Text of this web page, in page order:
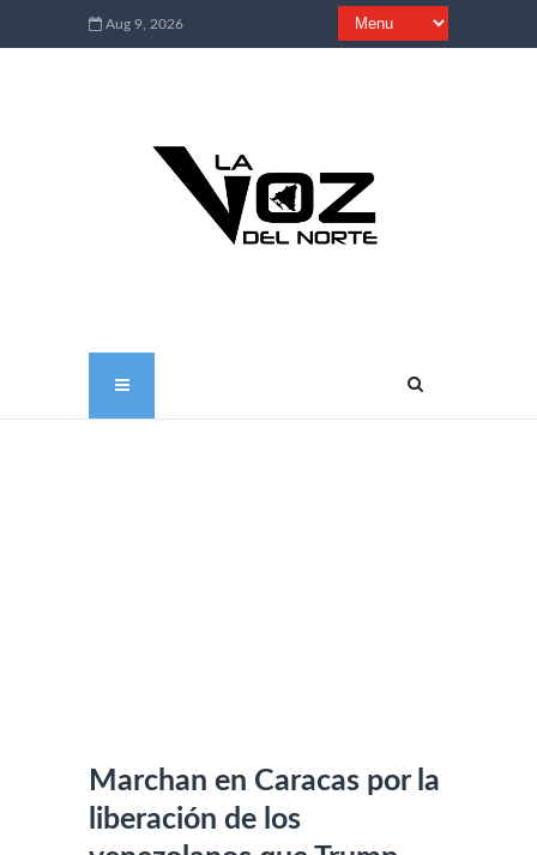
Aug 9, 2026
Marchan en Caracas por la
liberación de los